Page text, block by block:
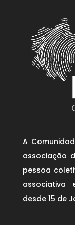
A
associação
pessoa
associativa
desde 15 de